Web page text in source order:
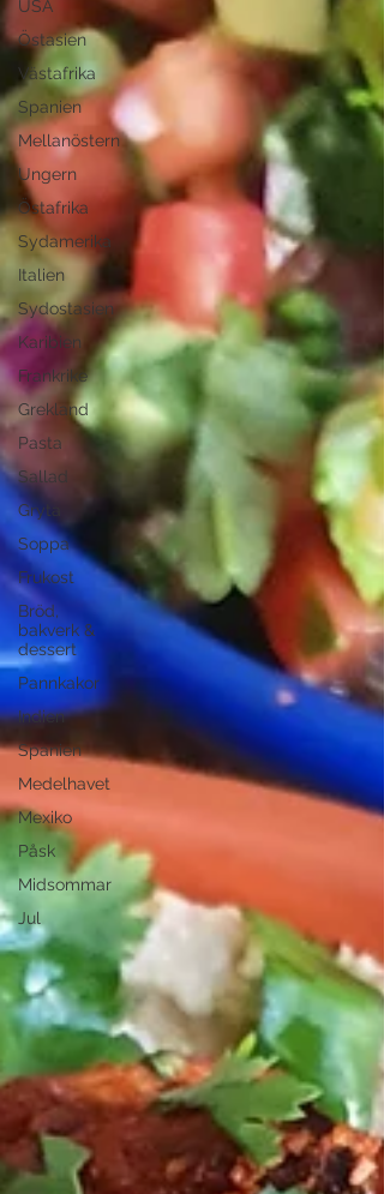
USA
Östasien
Västafrika
Spanien
Mellanöstern
Ungern
Östafrika
Sydamerika
Italien
Sydostasien
Karibien
Frankrike
Grekland
Pasta
Sallad
Gryta
Soppa
Frukost
Bröd,
bakverk &
dessert
Pannkakor
Indien
Spanien
Medelhavet
Mexiko
Påsk
Midsommar
Jul